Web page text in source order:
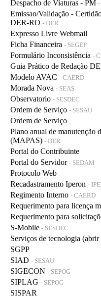
Despacho de Viaturas - PM -
Emissao/Validação -
DER-RO - DER
Expresso Livre Webmail
Ficha Financeira - SEGEP
Formulário Inconsistência -
Guia Prático de Redação
Modelo AVAC - CAERD
Morada Nova - SEAS
Observatorio - SESDEC
Ordem de Serviço - SESAU
Ordem de Serviço
Plano anual de manutenção
(MAPAS) - DER
Portal do Contribuinte
Portal do Servidor - SEDAM
Protocolo Web
Recadastramento Iperon -
Regimento Interno - CAERD
Requerimento para licença
Requerimento para
S-Mobile - SESDEC
Serviços de tecnologia (abrir
SGPP
SIAD - SESAU
SIGECON - SEPOG
SIPLAG - SEPOG
SISPAR